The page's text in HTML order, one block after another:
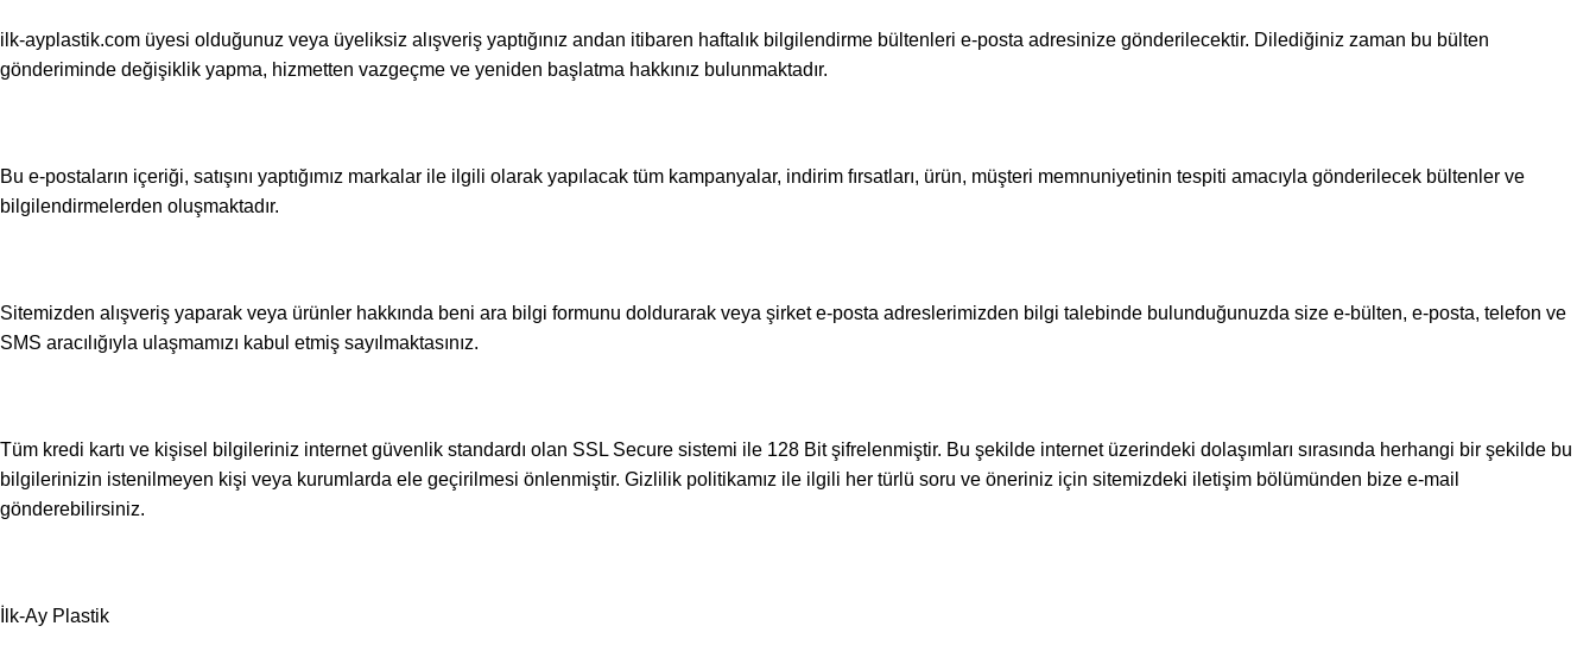
ilk-ayplastik.com üyesi olduğunuz veya üyeliksiz alışveriş yaptığınız andan itibaren haftalık bilgilendirme bültenleri e-posta adresinize gönderilecektir. Dilediğiniz zaman bu bülten
gönderiminde değişiklik yapma, hizmetten vazgeçme ve yeniden başlatma hakkınız bulunmaktadır.
Bu e-postaların içeriği, satışını yaptığımız markalar ile ilgili olarak yapılacak tüm kampanyalar, indirim fırsatları, ürün, müşteri memnuniyetinin tespiti amacıyla gönderilecek bültenler ve
bilgilendirmelerden oluşmaktadır.
Sitemizden alışveriş yaparak veya ürünler hakkında beni ara bilgi formunu doldurarak veya şirket e-posta adreslerimizden bilgi talebinde bulunduğunuzda size e-bülten, e-posta, telefon ve
SMS aracılığıyla ulaşmamızı kabul etmiş sayılmaktasınız.
Tüm kredi kartı ve kişisel bilgileriniz internet güvenlik standardı olan SSL Secure sistemi ile 128 Bit şifrelenmiştir. Bu şekilde internet üzerindeki dolaşımları sırasında herhangi bir şekilde bu
bilgilerinizin istenilmeyen kişi veya kurumlarda ele geçirilmesi önlenmiştir. Gizlilik politikamız ile ilgili her türlü soru ve öneriniz için sitemizdeki iletişim bölümünden bize e-mail
gönderebilirsiniz.
İlk-Ay Plastik